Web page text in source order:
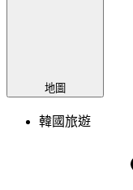
地圖
韓國旅遊